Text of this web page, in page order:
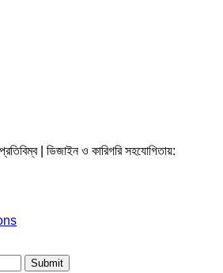
| ডিজাইন ও কারিগরি সহযোগিতায়:
Submit